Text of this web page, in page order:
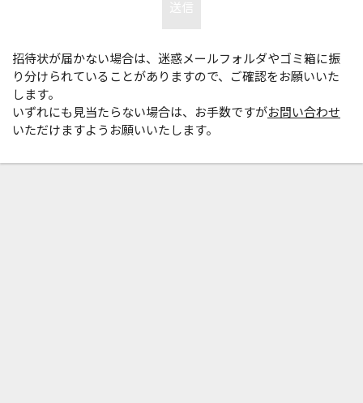
招待状が届かない場合は、迷惑メールフォルダやゴミ箱に振
り分けられていることがありますので、ご確認をお願いいた
します。
いずれにも見当たらない場合は、お手数ですがお問い合わせ
いただけますようお願いいたします。